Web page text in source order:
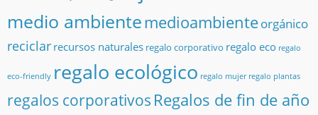
medio ambientemedioambienteorgánico
reciclar recursos naturales regalo corporativo regalo eco regalo
eco-friendly regalo ecológico regalo mujer regalo plantas
regalos corporativos Regalos de fin de año